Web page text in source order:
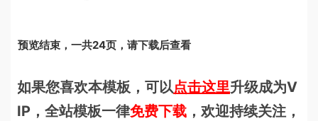
预览结束，一共24页，请下载后查看
如果您喜欢本模板，可以点击这里升级成为V
IP，全站模板一律免费下载 ，欢迎持续关注，